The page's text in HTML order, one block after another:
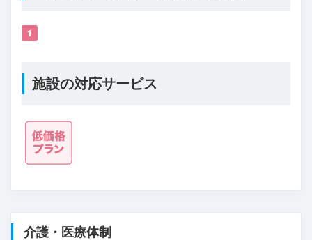
1
施設の対応サービス
介護・医療体制